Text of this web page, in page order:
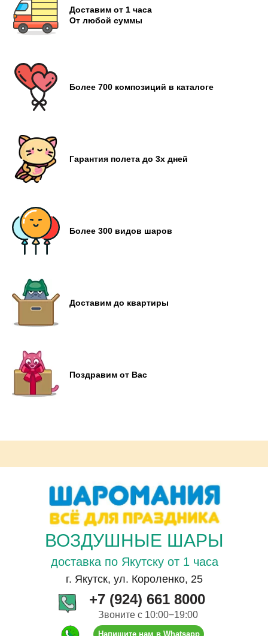
Доставим от 1 часа
От любой суммы
Более 700 композиций в каталоге
Гарантия полета до 3х дней
Более 300 видов шаров
Доставим до квартиры
Поздравим от Вас
ВОЗДУШНЫЕ ШАРЫ
доставка по Якутску от 1 часа
г. Якутск, ул. Короленко, 25
+7 (924) 661 8000
Напишите нам в Whatsapp
Звоните с 10:00−19:00